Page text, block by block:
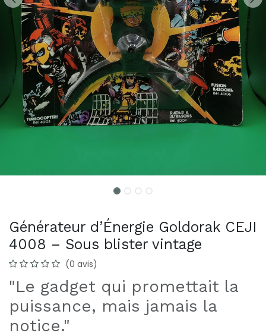
Générateur d’Énergie Goldorak CEJI
4008 – Sous blister vintage
(0 avis)
"Le gadget qui promettait la
puissance, mais jamais la
notice."